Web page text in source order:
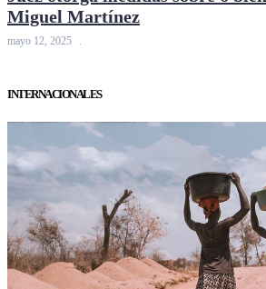
Miguel Martínez
mayo 12, 2025
INTERNACIONALES